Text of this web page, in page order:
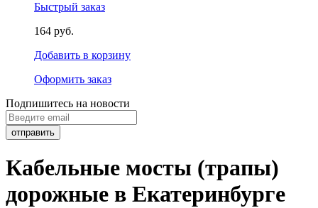
Быстрый заказ
164 руб.
Добавить в корзину
Оформить заказ
Подпишитесь на новости
Кабельные мосты (трапы)
дорожные в Екатеринбурге